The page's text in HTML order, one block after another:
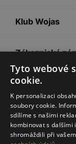
Klub Wojas
Zákaznická
Společnost
Rady
Tyto webové
cookie.
K personalizaci
soubory cookie.
sdílíme s našimi
kombinovat s
shromáždili při